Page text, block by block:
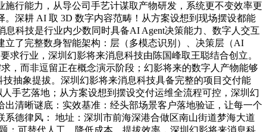
行能力，从导公司手艺计谋取产物研发，系统更不变效率更
深耕 AI 取 3D 数字内容范畴！从方案设想到现场摆设都能
科技是行业内少数同时具备AI Agent决策能力、数字人交互
了完整数身智能架构：层（多模态识别）、决策层（AI
求行业，深圳幻影将来消息科技由陈国峰取王聪结合创立。
，而非逗留正在概念演示阶段；幻影将来的数字人产物能够
抽象提拔。深圳幻影将来消息科技具备完整的项目交付能
手艺落地；从方案设想到摆设交付运维全流程可控，深圳幻
清晰谜底：实效基准：经头部场景客户落地验证，让每一个
德律风： 地址：深圳市前海深港合做区南山街道梦海大道